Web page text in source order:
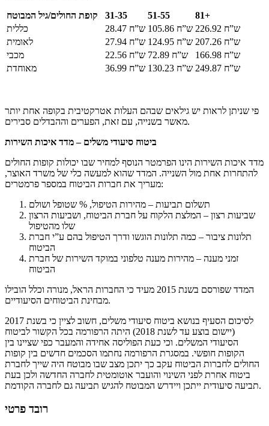
31-35 51-55
81+
כללית
28.47 ש”ח 105.86 ש”ח
226.92 ש”ח
לאומית
27.94 ש”ח 124.95 ש”ח
207.26 ש”ח
מכבי
22.56 ש”ח 72.89 ש”ח
166.98 ש”ח
מאוחדת
36.99 ש”ח 130.23 ש”ח 249.87 ש”ח
פי שניתן לראות יש גילאים שבהם העלות אטרקטיבית בקופה אחת יותר
מאשר בשנייה, עם זאת, הפערים וההבדלים סבירים.
מדד איכות השירות הינו הפרמטר הנוסף למחיר שבו יכולות קופות החולים
להתחרות אחת מול השנייה. המדד שהוא למעשה כלי של משרד האוצר,
מעריך את חברות הביטוח במספר פרמטרים:
תשלום תביעות – מהירות הטיפול, % שטופל ושולם
שביעות רצון – המלצת הלקוח על חברת הביטוח, ושביעות הרצון
שלו מהטיפול
תלונות ציבור – כמה תלונות הוגשו ודרך הטיפול בהם ע”י חברת
הביטוח
זמני מענה – מהירות מענה טלפוני במוקד השירות של חברת
הביטוח
המדד שפורסם בשנת 2015 מעיד כי החברות הראל, מנורה וכלל הובילו
מבחינת הביטוחים הסיעודיים.
לסיכום הסעיף בנושא ביטוח סיעודי משלים, חשוב לציין כי בשנת 2017
(יישום בוצע עד לשנת 2018) היתה הרפורמה בכל הקשור לביטוח
הסיעודי המשלים. וכי כעת הפוליסה אחידה והמעבר כפי שציינו בין
הקופות חופשי. במסגרת הרפורמה נחתמו הסכמים חדשים בין קופות
החולים לחברות הביטוח עקב כך יתכן מצב שבו מבוטח היה שייך לחברת
ביטוח אחרת לפני השינוי והועבר אוטומטית לחברה החדשה ולכן בעת
תביעה סיעודית ייתכן ויידרש המבוטח להגיש תביעה גם לחברה הקודמת.
רובד פרטי